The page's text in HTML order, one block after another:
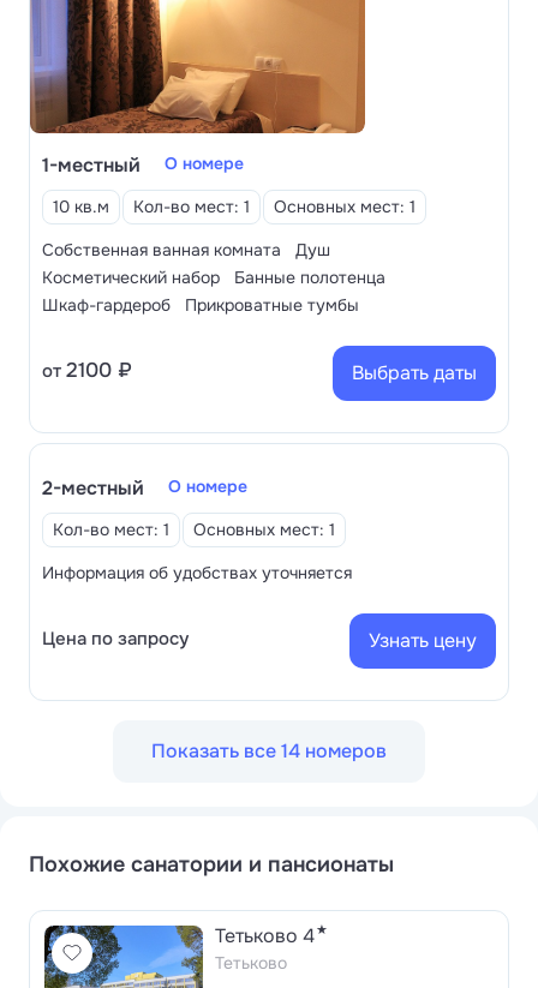
1-местный
О номере
10 кв.м
Кол-во мест: 1
Основных мест: 1
Собственная ванная комната
Душ
Косметический набор
Банные полотенца
Шкаф-гардероб
Прикроватные тумбы
от 2100 ₽ Выбрать даты
2-местный
О номере
Кол-во мест: 1
Основных мест: 1
Информация об удобствах уточняется
Цена по запросу Узнать цену
Показать все 14 номеров
Похожие санатории и пансионаты
Тетьково 4★
Тетьково